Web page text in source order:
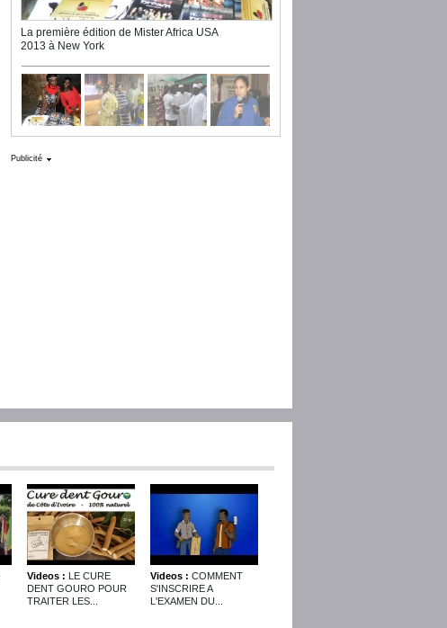
La première édition de Mister Africa USA
2013 à New York
Publicité
Videos : LE CURE
DENT GOURO POUR
TRAITER LES...
Videos : COMMENT
S'INSCRIRE A
L'EXAMEN DU...